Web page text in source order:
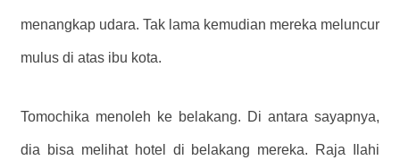
menangkap udara. Tak lama kemudian mereka meluncur
mulus di atas ibu kota.
Tomochika menoleh ke belakang. Di antara sayapnya,
dia bisa melihat hotel di belakang mereka. Raja Ilahi